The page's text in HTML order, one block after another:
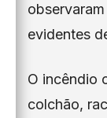
evidentes
O incêndio
colchão,